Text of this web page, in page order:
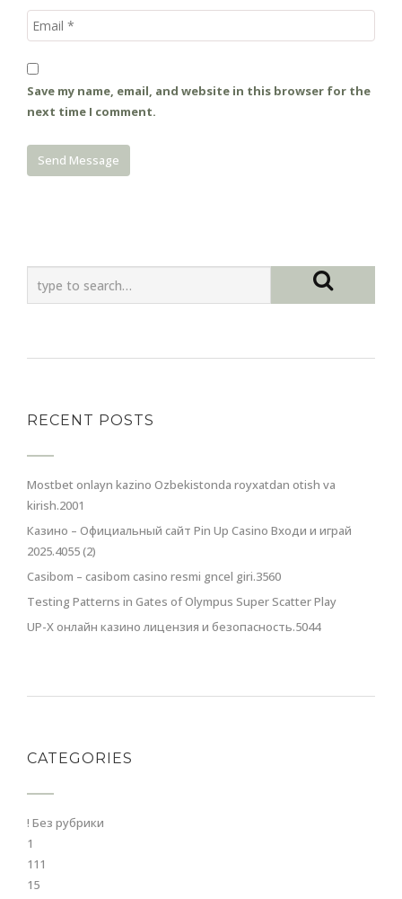
Save my name, email, and website in this browser for the
next time I comment.
RECENT POSTS
Mostbet onlayn kazino Ozbekistonda royxatdan otish va
kirish.2001
Казино – Официальный сайт Pin Up Casino Входи и играй
2025.4055 (2)
Casibom – casibom casino resmi gncel giri.3560
Testing Patterns in Gates of Olympus Super Scatter Play
UP-X онлайн казино лицензия и безопасность.5044
CATEGORIES
! Без рубрики
1
111
15